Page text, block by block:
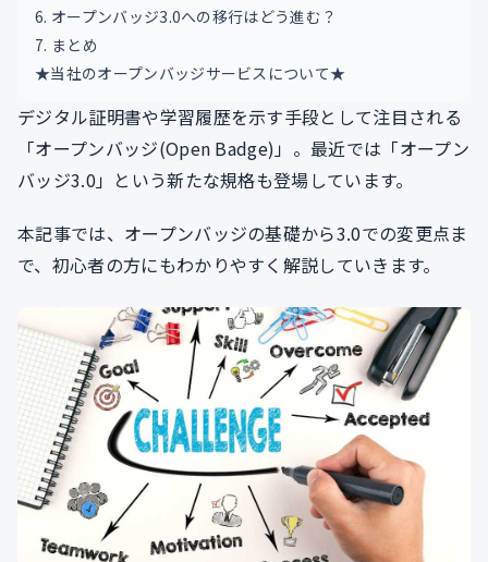
6. オープンバッジ3.0への移行はどう進む？
7. まとめ
★当社のオープンバッジサービスについて★
デジタル証明書や学習履歴を示す手段として注目される
「オープンバッジ(Open Badge)」。最近では「オープン
バッジ3.0」という新たな規格も登場しています。
本記事では、オープンバッジの基礎から3.0での変更点ま
で、初心者の方にもわかりやすく解説していきます。